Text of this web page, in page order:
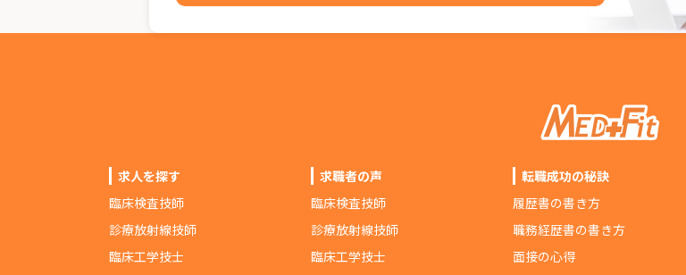
求人を探す
臨床検査技師
診療放射線技師
臨床工学技士
求職者の声
臨床検査技師
診療放射線技師
臨床工学技士
転職成功の秘訣
履歴書の書き方
職務経歴書の書き方
面接の心得